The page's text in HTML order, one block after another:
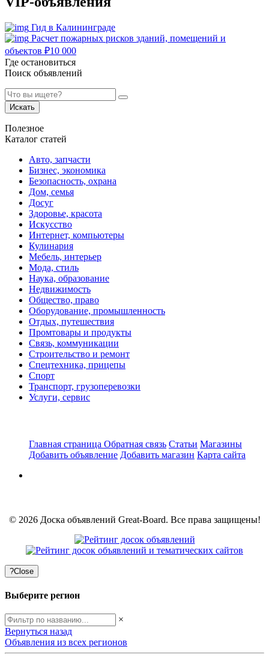
Гид в Калининграде
Расчет пожарных рисков зданий, помещений и
объектов ₽10 000
Где остановиться
Поиск объявлений
Искать
Полезное
Каталог статей
Авто, запчасти
Бизнес, экономика
Безопасность, охрана
Дом, семья
Досуг
Здоровье, красота
Искусство
Интернет, компьютеры
Кулинария
Мебель, интерьер
Мода, стиль
Наука, образование
Недвижимость
Общество, право
Оборудование, промышленность
Отдых, путешествия
Промтовары и продукты
Связь, коммуникации
Строительство и ремонт
Спецтехника, прицепы
Спорт
Транспорт, грузоперевозки
Услуги, сервис
Главная страница Обратная связь Статьи Магазины
Добавить объявление Добавить магазин Карта сайта
© 2026 Доска объявлений Great-Board. Все права защищены!
?Close
Выберите регион
×
Вернуться назад
Объявления из всех регионов